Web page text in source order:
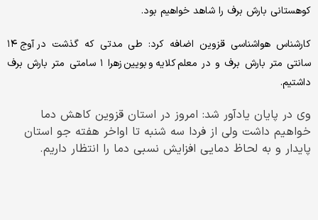
کوهستانی بارش برف را شاهد خواهیم بود.
کارشناس هواشناسی قزوین اضافه کرد: طی مدتی که گذشت در آوج ۱۴
سانتی متر بارش برف و در معلم کلایه و بویین زهرا ۱ سامتی متر بارش برف
داشتیم.
وی در پایان یادآور شد: امروز در استان قزوین کاهش دما
خواهیم داشت ولی از فردا سه شنبه تا اواخر هفته جو استان
پایدار و به لحاظ دمایی افزایش نسبی دما را انتظار داریم.